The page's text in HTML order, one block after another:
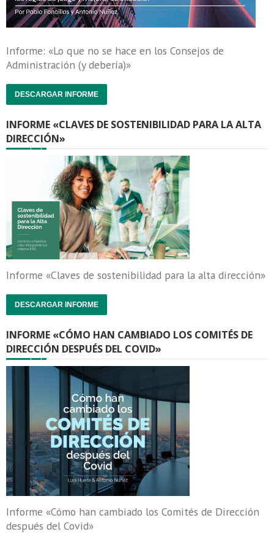
Informe: «Lo que no se hace en los Consejos de
Administración (y debería)»
DESCARGAR INFORME
INFORME «CLAVES DE SOSTENIBILIDAD PARA LA ALTA
DIRECCIÓN»
Informe «Claves de sostenibilidad para la alta dirección»
DESCARGAR INFORME
INFORME «CÓMO HAN CAMBIADO LOS COMITÉS DE
DIRECCIÓN DESPUÉS DEL COVID»
Informe «Cómo han cambiado los Comités de Dirección
después del Covid»